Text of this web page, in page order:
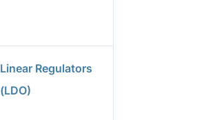
Linear Regulators
(LDO)